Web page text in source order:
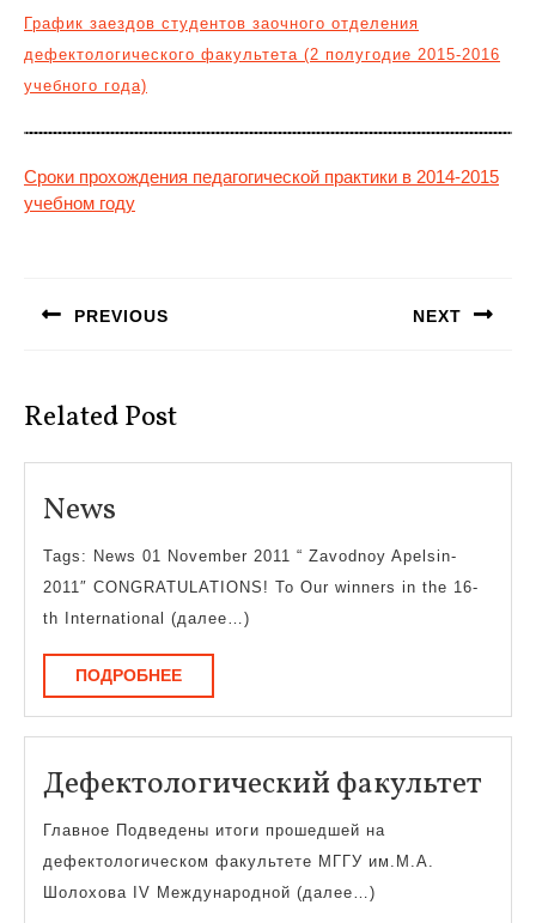
График заездов студентов заочного отделения
дефектологического факультета (2 полугодие 2015-2016
учебного года)
Сроки прохождения педагогической практики в 2014-2015
учебном году
записям
PREVIOUS NEXT
Related Post
News
Tags: News 01 November 2011 “ Zavodnoy Apelsin-
2011″ CONGRATULATIONS! To Our winners in the 16-
th International (далее…)
ПОДРОБНЕЕПОДРОБНЕЕ
Дефектологический факультет
Главное Подведены итоги прошедшей на
дефектологическом факультете МГГУ им.М.А.
Шолохова IV Международной (далее…)